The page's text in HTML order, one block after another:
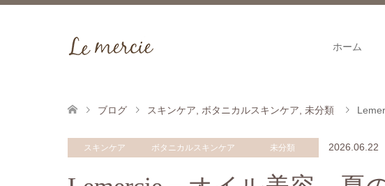
ホーム
ブログ スキンケア ボタニカルスキンケア 未分類
スキンケア ボタニカルスキンケア 未分類 2026.06.22